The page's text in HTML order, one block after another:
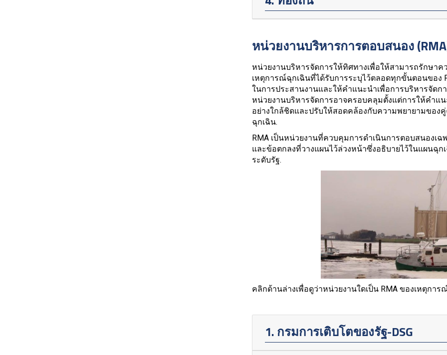
หน่วยงานบริหารการตอบสนอง
หน่วยงานบริหารจัดการให้ทิศทางเพื่อให้สามารถรักษา
เหตุการณ์ฉุกเฉินที่ได้รับการระบุไว้ตลอดทุกขั้นตอนของ
ในการประสานงานและให้คำแนะนำเพื่อการบริหารจัด
หน่วยงานบริหารจัดการอาจครอบคลุมตั้งแต่การให้คำแ
อย่างใกล้ชิดและปรับให้สอดคล้องกับความพยายามของ
ฉุกเฉิน.
RMA เป็นหน่วยงานที่ควบคุมการดำเนินการตอบสนอง
และข้อตกลงที่วางแผนไว้ล่วงหน้าซึ่งอธิบายไว้ในแผนฉุ
ระดับรัฐ.
คลิกด้านล่างเพื่อดูว่าหน่วยงานใดเป็น RMA ของเหตุการ
1. กรมการเติบโตของรัฐ-DSG